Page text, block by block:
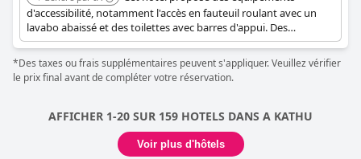
d'accessibilité, notamment l'accès en fauteuil roulant avec un
lavabo abaissé et des toilettes avec barres d'appui. Des
installations pour personnes handicapées sont disponibles, et
l'ensemble de l'unité est accessible en fauteuil roulant.
*Des taxes ou frais supplémentaires peuvent s'appliquer. Veuillez vérifier
le prix final avant de compléter votre réservation.
AFFICHER 1-20 SUR 159 HOTELS DANS A KATHU
Voir plus d'hôtels